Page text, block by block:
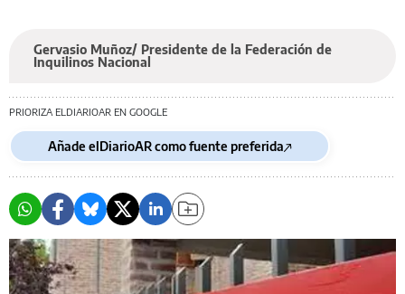
Gervasio Muñoz/ Presidente de la Federación de
Inquilinos Nacional
PRIORIZA ELDIARIOAR EN GOOGLE
Añade elDiarioAR como fuente preferida